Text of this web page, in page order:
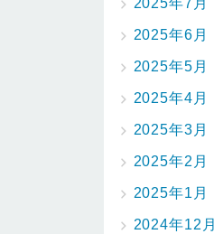
2025年7月
2025年6月
2025年5月
2025年4月
2025年3月
2025年2月
2025年1月
2024年12月